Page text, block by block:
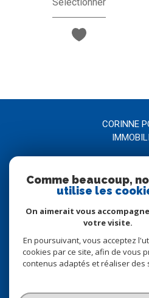
CORINNE
7, Avenue
Nous suivre
Comme beaucoup,
utilise les
On aimerait vous
votre visite.
En poursuivant, vous acceptez
cookies par ce site, afin de vous
contenus adaptés et réaliser des